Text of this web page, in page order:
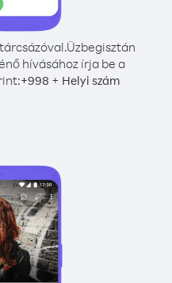
Üzbegisztán
hívásához írja be a
+998 + Helyi szám